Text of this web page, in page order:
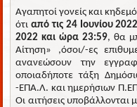
Αγαπητοί γονείς και
ότιαπό τις 24 Ιουνίου
2022 και ώρα 23:59, θα
Αίτηση» ,όσοι/-ες
ανανεώσουν την
οποιαδήποτε τάξη
-ΕΠΑ.Λ. και ημερήσιων
Οι αιτήσεις